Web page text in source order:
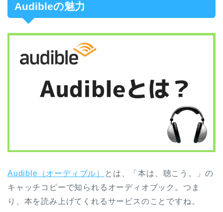
Audibleの魅力
Audible（オーディブル）
とは、「本は、聴こう。」の
キャッチコピーで知られるオーディオブック。つま
り、本を読み上げてくれるサービスのことですね。